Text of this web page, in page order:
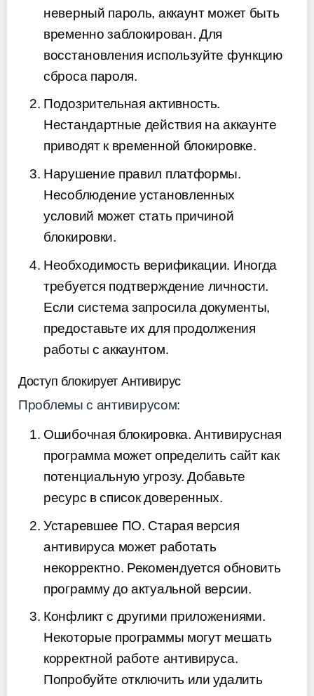
неверный пароль, аккаунт может быть
временно заблокирован. Для
восстановления используйте функцию
сброса пароля.
Подозрительная активность.
Нестандартные действия на аккаунте
приводят к временной блокировке.
Нарушение правил платформы.
Несоблюдение установленных
условий может стать причиной
блокировки.
Необходимость верификации. Иногда
требуется подтверждение личности.
Если система запросила документы,
предоставьте их для продолжения
работы с аккаунтом.
Доступ блокирует Антивирус
Проблемы с антивирусом:
Ошибочная блокировка. Антивирусная
программа может определить сайт как
потенциальную угрозу. Добавьте
ресурс в список доверенных.
Устаревшее ПО. Старая версия
антивируса может работать
некорректно. Рекомендуется обновить
программу до актуальной версии.
Конфликт с другими приложениями.
Некоторые программы могут мешать
корректной работе антивируса.
Попробуйте отключить или удалить